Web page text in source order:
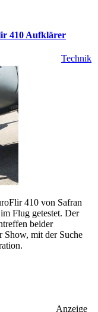
410 Aufklärer
Technik
410 von Safran
Flug getestet. Der
beider
Show, mit der Suche
Anzeige